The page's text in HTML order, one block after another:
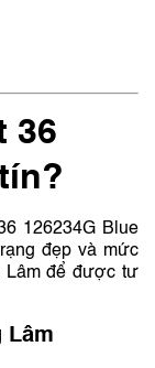
36
126234G Blue
đẹp và mức
Lâm để được tư
Lâm